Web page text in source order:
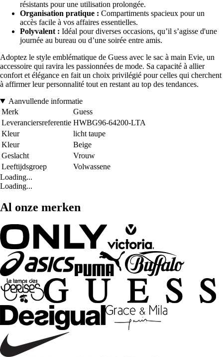
résistants pour une utilisation prolongée.
Organisation pratique : Compartiments spacieux pour un
accès facile à vos affaires essentielles.
Polyvalent : Idéal pour diverses occasions, qu’il s’agisse d'une
journée au bureau ou d’une soirée entre amis.
Adoptez le style emblématique de Guess avec le sac à main Evie, un
accessoire qui ravira les passionnées de mode. Sa capacité à allier
confort et élégance en fait un choix privilégié pour celles qui cherchent
à affirmer leur personnalité tout en restant au top des tendances.
Aanvullende informatie
Merk
Guess
Leveranciersreferentie HWBG96-64200-LTA
Kleur
licht taupe
Kleur
Beige
Geslacht
Vrouw
Leeftijdsgroep
Volwassene
Loading...
Loading...
Al onze merken